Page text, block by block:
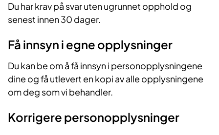
Du har krav på svar uten ugrunnet opphold og
senest innen 30 dager.
Få innsyn i egne opplysninger
Du kan be om å få innsyn i personopplysningene
dine og få utlevert en kopi av alle opplysningene
om deg som vi behandler.
Korrigere personopplysninger